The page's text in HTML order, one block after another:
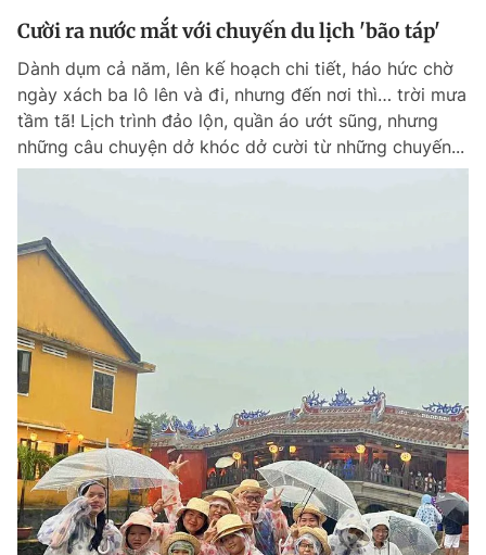
Cười ra nước mắt với chuyến du lịch 'bão táp'
Dành dụm cả năm, lên kế hoạch chi tiết, háo hức chờ
ngày xách ba lô lên và đi, nhưng đến nơi thì… trời mưa
tầm tã! Lịch trình đảo lộn, quần áo ướt sũng, nhưng
những câu chuyện dở khóc dở cười từ những chuyến...